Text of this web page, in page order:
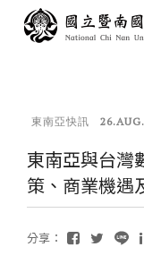
東南亞快訊
東南亞與台灣
策、商業機遇
分享：